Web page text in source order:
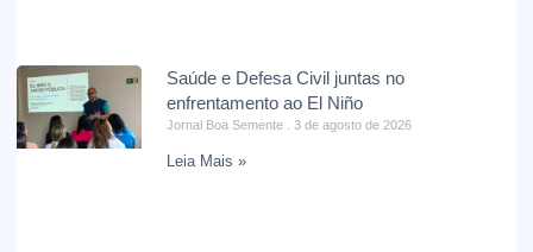
Saúde e Defesa Civil juntas no
enfrentamento ao El Niño
Jornal Boa Semente 3 de agosto de 2026
Leia Mais »